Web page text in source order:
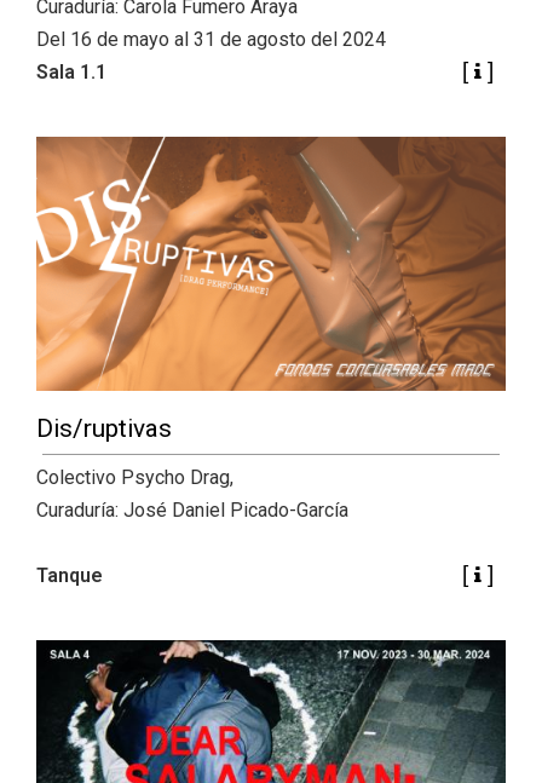
Curaduría: Carola Fumero Araya
Del 16 de mayo al 31 de agosto del 2024
Sala 1.1
Dis/ruptivas
Colectivo Psycho Drag,
Curaduría: José Daniel Picado-García
Tanque